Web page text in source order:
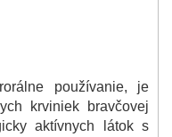
používanie, je
krviniek bravčovej
aktívnych látok s